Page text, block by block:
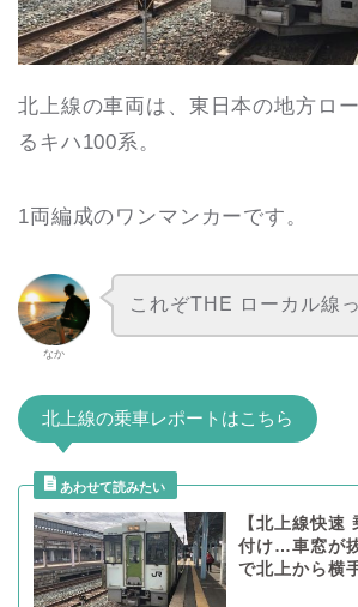
北上線の車両は、東日本の地方ロ
るキハ100系。
1両編成のワンマンカーです。
なか
これぞTHE ローカル線
北上線の乗車レポートはこちら
【北上線快速
付け…車窓が
で北上から横